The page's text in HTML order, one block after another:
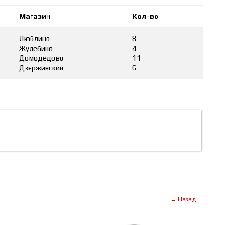
Магазин Кол-во
Люблино
Жулебино
Домодедово
Дзержинский
8
4
11
6
← Назад